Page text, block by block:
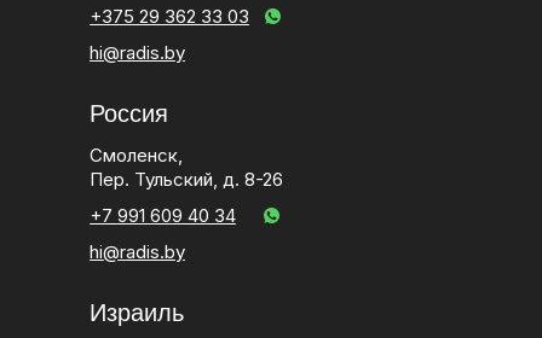
Израиль
Россия
hi@radis.by
Смоленск,
Пер. Тульский, д. 8-26
hi@radis.by
+375 29 362 33 03
+7 991 609 40 34